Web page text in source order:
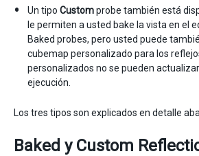
Un tipo Customprobe también está
le permiten a usted bake la vista en el
Baked probes, pero usted puede
cubemap personalizado para los
personalizados no se pueden
ejecución.
Los tres tipos son explicados en detalle
Baked y Custom